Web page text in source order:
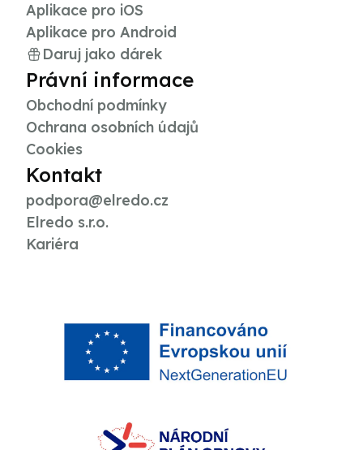
Aplikace pro iOS
Aplikace pro Android
Daruj jako dárek
Právní informace
Obchodní podmínky
Ochrana osobních údajů
Cookies
Kontakt
podpora@elredo.cz
Elredo s.r.o.
Kariéra